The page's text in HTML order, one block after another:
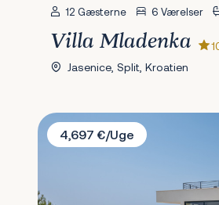
12 Gæsterne 6 Værelser
Villa Mladenka
Jasenice, Split, Kroatien
Villa Ivana Omiš
4,697 €/Uge